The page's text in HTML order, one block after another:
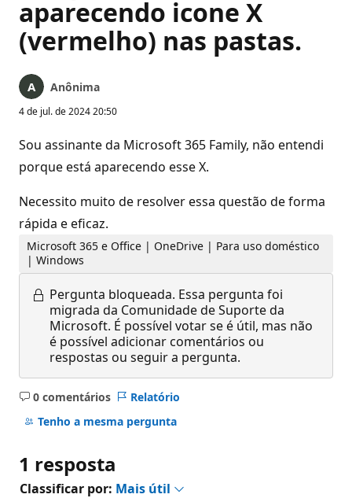
aparecendo icone X
(vermelho) nas pastas.
Anônima
4 de jul. de 2024 20:50
Sou assinante da Microsoft 365 Family, não entendi
porque está aparecendo esse X.
Necessito muito de resolver essa questão de forma
rápida e eficaz.
Microsoft 365 e Office | OneDrive | Para uso doméstico
| Windows
Pergunta bloqueada. Essa pergunta foi
migrada da Comunidade de Suporte da
Microsoft. É possível votar se é útil, mas não
é possível adicionar comentários ou
respostas ou seguir a pergunta.
0 comentários
Sem
comentários
Relatório
Tenho a mesma pergunta
1 resposta
Classificar por: Mais útil